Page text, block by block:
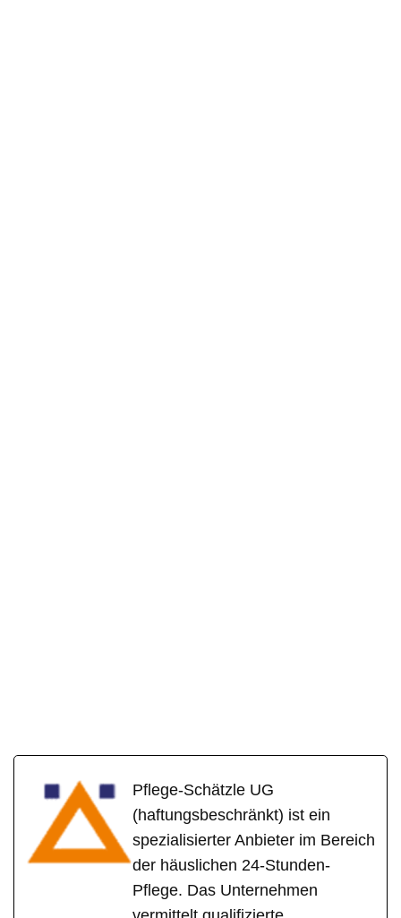
Pflege-Schätzle UG
(haftungsbeschränkt) ist ein
spezialisierter Anbieter im Bereich
der häuslichen 24-Stunden-
Pflege. Das Unternehmen